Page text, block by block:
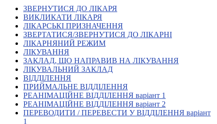
92 роки УТОГ
93 роки УТОГ
Історії та спогади ветеранів УТОГ
Кадрові зміни
Працевлаштування
Про глухих
Постаті в УТОГ
Все про УТОГ: ваші права, послуги та підтримка:
Важлива інформація
Благодійні справи
Історія глухих
Коронавірус
Брифінги
ЗВЕРНУТИСЯ ДО ЛІКАРЯ
ВИКЛИКАТИ ЛІКАРЯ
ЛІКАРСЬКІ ПРИЗНАЧЕННЯ
ЗВЕРТАТИСЯ/ЗВЕРНУТИСЯ ДО ЛІКАРНІ
ЛІКАРНЯНИЙ РЕЖИМ
ЛІКУВАННЯ
ЗАКЛАД, ЩО НАПРАВИВ НА ЛІКУВАННЯ
ЛІКУВАЛЬНИЙ ЗАКЛАД
ВІДДІЛЕННЯ
ПРИЙМАЛЬНЕ ВІДДІЛЕННЯ
РЕАНІМАЦІЙНЕ ВІДДІЛЕННЯ варіант 1
РЕАНІМАЦІЙНЕ ВІДДІЛЕННЯ варіант 2
ПЕРЕВОДИТИ / ПЕРЕВЕСТИ У ВІДДІЛЕННЯ варіант
1